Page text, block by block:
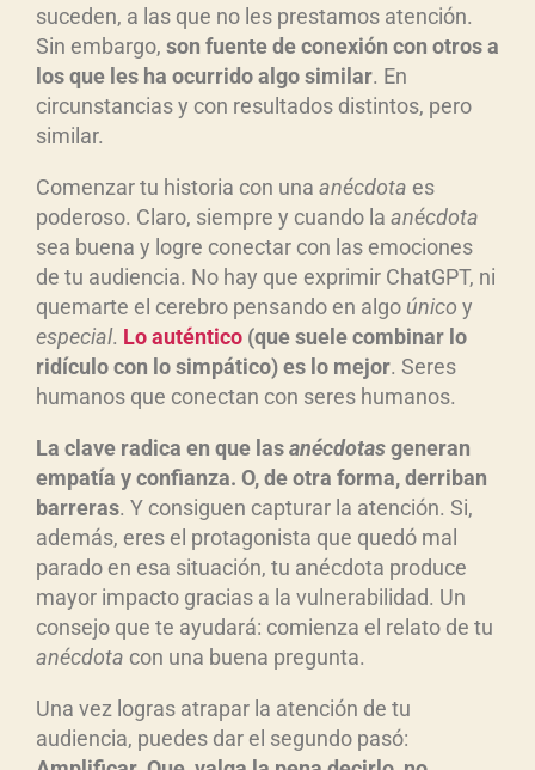
suceden, a las que no les prestamos atención.
Sin embargo, son fuente de conexión con otros a
los que les ha ocurrido algo similar. En
circunstancias y con resultados distintos, pero
similar.
Comenzar tu historia con una anécdota es
poderoso. Claro, siempre y cuando la anécdota
sea buena y logre conectar con las emociones
de tu audiencia. No hay que exprimir ChatGPT, ni
quemarte el cerebro pensando en algo único y
especial. Lo auténtico (que suele combinar lo
ridículo con lo simpático) es lo mejor. Seres
humanos que conectan con seres humanos.
La clave radica en que lasanécdotasgeneran
empatía y confianza. O, de otra forma, derriban
barreras. Y consiguen capturar la atención. Si,
además, eres el protagonista que quedó mal
parado en esa situación, tu anécdota produce
mayor impacto gracias a la vulnerabilidad. Un
consejo que te ayudará: comienza el relato de tu
anécdota con una buena pregunta.
Una vez logras atrapar la atención de tu
audiencia, puedes dar el segundo pasó: